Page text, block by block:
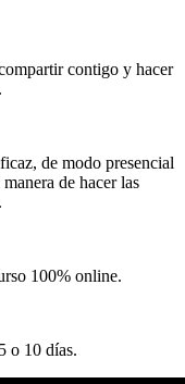
contigo y hacer
de modo presencial
de hacer las
100% online.
o 10 días.